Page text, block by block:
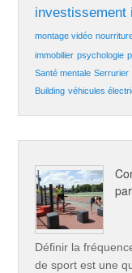
investissement
montage vidéo
immobilier psychologie
Santé mentale Serrurier
Building véhicules
Définir la
de sport est une